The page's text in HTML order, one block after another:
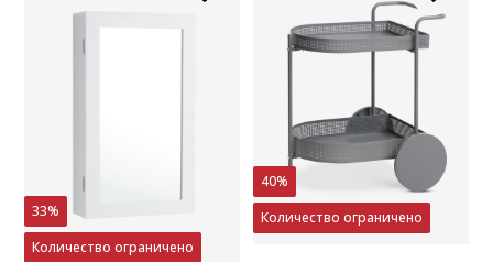
33%
Количество ограничено
40%
Количество ограничено